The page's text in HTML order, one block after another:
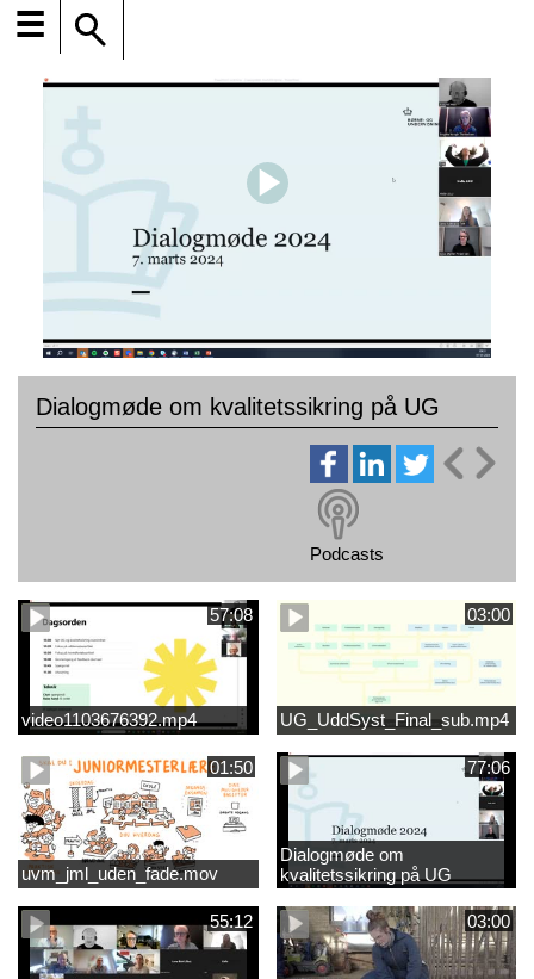
☰
Dialogmøde om kvalitetssikring på UG
Podcasts
57:08
video1103676392.mp4
03:00
UG_UddSyst_Final_sub.mp4
01:50
uvm_jml_uden_fade.mov
77:06
Dialogmøde om
kvalitetssikring på UG
55:12 03:00